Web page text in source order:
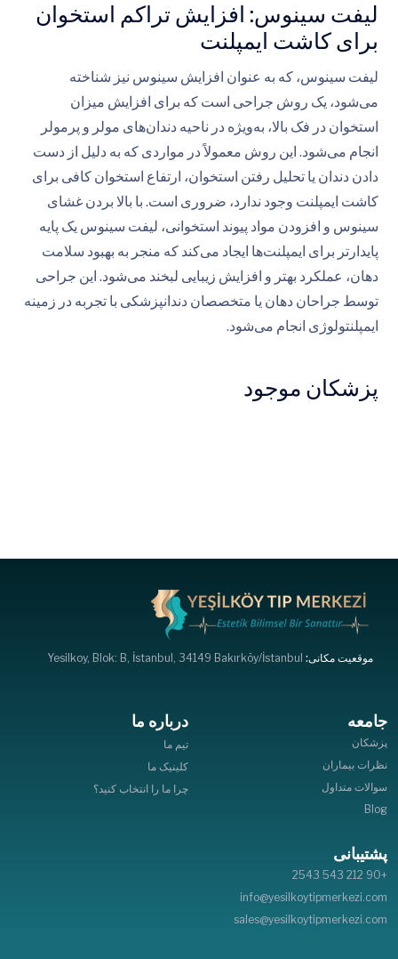
لیفت سینوس: افزایش تراکم استخوان
برای کاشت ایمپلنت
لیفت سینوس، که به عنوان افزایش سینوس نیز شناخته
می‌شود، یک روش جراحی است که برای افزایش میزان
استخوان در فک بالا، به‌ویژه در ناحیه دندان‌های مولر و پرمولر
انجام می‌شود. این روش معمولاً در مواردی که به دلیل از دست
دادن دندان یا تحلیل رفتن استخوان، ارتفاع استخوان کافی برای
کاشت ایمپلنت وجود ندارد، ضروری است. با بالا بردن غشای
سینوس و افزودن مواد پیوند استخوانی، لیفت سینوس یک پایه
پایدارتر برای ایمپلنت‌ها ایجاد می‌کند که منجر به بهبود سلامت
دهان، عملکرد بهتر و افزایش زیبایی لبخند می‌شود. این جراحی
توسط جراحان دهان یا متخصصان دندانپزشکی با تجربه در زمینه
ایمپلنتولوژی انجام می‌شود.
پزشکان موجود
موقعیت مکانی:
جامعه
پزشکان
نظرات بیماران
سوالات متداول
Blog
درباره ما
تیم ما
کلینیک ما
چرا ما را انتخاب کنید؟
پشتیبانی
+90 212 543 2543
info@yesilkoytipmerkezi.com
sales@yesilkoytipmerkezi.com